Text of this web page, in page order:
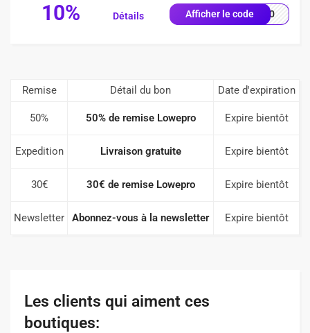
10% Afficher le codeVE10
Détails
Remise Détail du bon Date d'expiration
50% 50% de remise Lowepro Expire bientôt
Expedition Livraison gratuite Expire bientôt
30€ 30€ de remise Lowepro Expire bientôt
Newsletter Abonnez-vous à la newsletter Expire bientôt
Les clients qui aiment ces
boutiques: